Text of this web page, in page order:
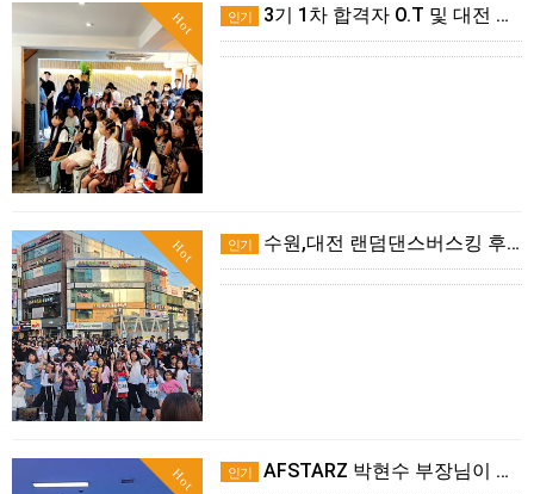
Hot 인기 3기 1차 합격자 O.T 및 대전 버스킹 후기!
Hot 인기 수원,대전 랜덤댄스버스킹 후기!!
Hot 인기 AFSTARZ 박현수 부장님이 나사렛대학교에 떴다!